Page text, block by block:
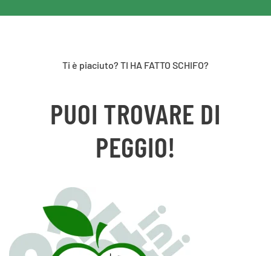
Ti è piaciuto? TI HA FATTO SCHIFO?
PUOI TROVARE DI
PEGGIO!